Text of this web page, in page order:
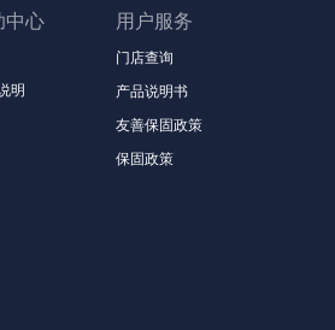
中心
明
用户服务
门店查询
产品说明书
友善保固政策
保固政策